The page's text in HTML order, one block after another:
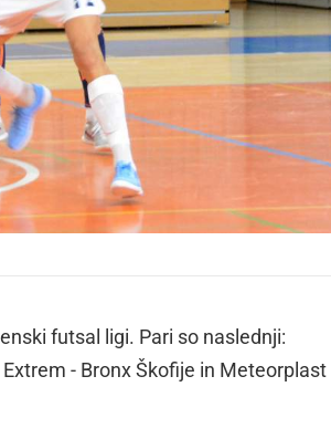
futsal ligi. Pari so naslednji:
Extrem - Bronx Škofije in Meteorplast